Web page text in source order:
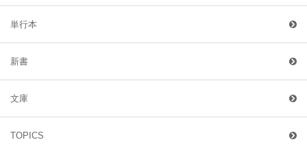
単行本
新書
文庫
TOPICS